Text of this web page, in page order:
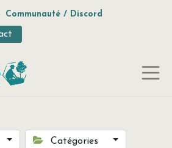
Communauté / Discord
Catégories